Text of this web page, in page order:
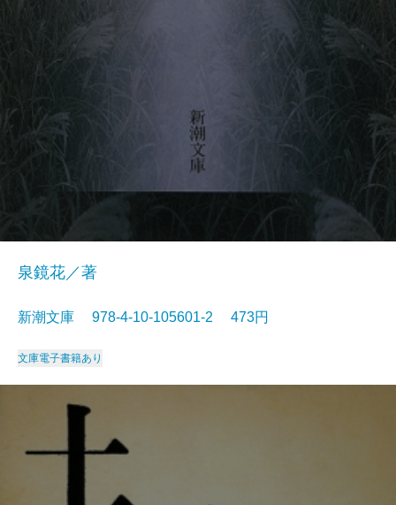
泉鏡花／著
新潮文庫 978-4-10-105601-2 473円
文庫電子書籍あり